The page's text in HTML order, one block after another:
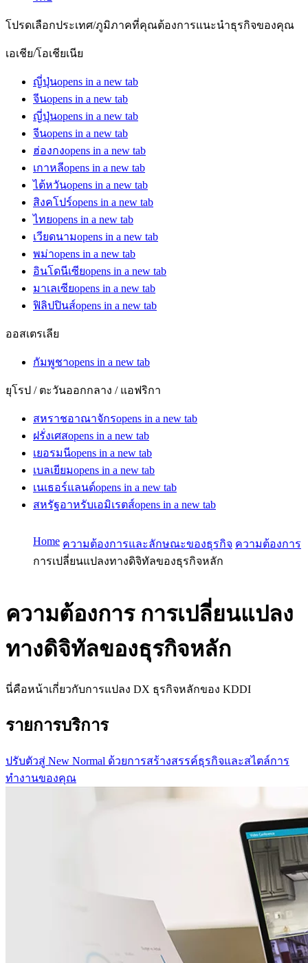
โปรดเลือกประเทศ/ภูมิภาคที่คุณต้องการแนะนำธุรกิจของคุณ
เอเชีย/โอเชียเนีย
ญี่ปุ่นopens in a new tab
จีนopens in a new tab
ญี่ปุ่นopens in a new tab
จีนopens in a new tab
ฮ่องกงopens in a new tab
เกาหลีopens in a new tab
ไต้หวันopens in a new tab
สิงคโปร์opens in a new tab
ไทยopens in a new tab
เวียดนามopens in a new tab
พม่าopens in a new tab
อินโดนีเซียopens in a new tab
มาเลเซียopens in a new tab
ฟิลิปปินส์opens in a new tab
ออสเตรเลีย
กัมพูชาopens in a new tab
ยุโรป / ตะวันออกกลาง / แอฟริกา
สหราชอาณาจักรopens in a new tab
ฝรั่งเศสopens in a new tab
เยอรมนีopens in a new tab
เบลเยียมopens in a new tab
เนเธอร์แลนด์opens in a new tab
สหรัฐอาหรับเอมิเรตส์opens in a new tab
Home ความต้องการและลักษณะของธุรกิจ ความต้องการ
การเปลี่ยนแปลงทางดิจิทัลของธุรกิจหลัก
ความต้องการ การเปลี่ยนแปลง
ทางดิจิทัลของธุรกิจหลัก
นี่คือหน้าเกี่ยวกับการแปลง DX ธุรกิจหลักของ KDDI
รายการบริการ
ปรับตัวสู่ New Normal ด้วยการสร้างสรรค์ธุรกิจและสไตล์การ
ทำงานของคุณ